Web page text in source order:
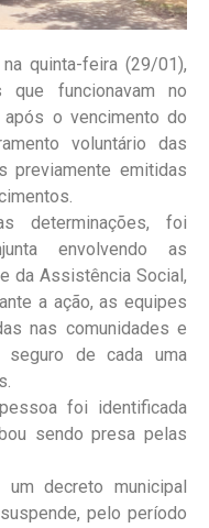
quinta-feira (29/01),
que funcionavam no
o vencimento do
voluntário das
previamente emitidas
determinações, foi
envolvendo as
da Assistência Social,
a ação, as equipes
nas comunidades e
seguro de cada uma
foi identificada
sendo presa pelas
decreto municipal
pelo período